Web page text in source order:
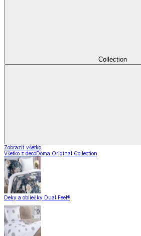
Collection
Zobraziť všetko
Všetko z decoDoma Original Collection
Deky a obliečky Dual Feel®